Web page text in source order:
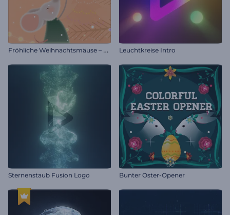
F
röhliche Weihnachtsmäuse – Einleitung Leuchtkreise Intro
Sternenstaub Fusion Logo Bunter Oster-Opener